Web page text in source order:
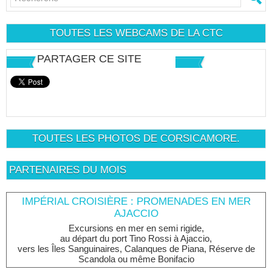
TOUTES LES WEBCAMS DE LA CTC
PARTAGER CE SITE
TOUTES LES PHOTOS DE CORSICAMORE.
PARTENAIRES DU MOIS
IMPÉRIAL CROISIÈRE : PROMENADES EN MER
AJACCIO
Excursions en mer en semi rigide,
au départ du port Tino Rossi à Ajaccio,
vers les Îles Sanguinaires, Calanques de Piana, Réserve de
Scandola ou même Bonifacio